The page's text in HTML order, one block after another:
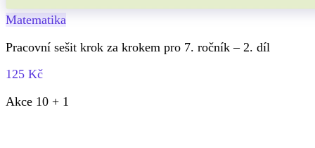
Matematika
Pracovní sešit krok za krokem pro 7. ročník – 2. díl
125 Kč
Akce 10 + 1